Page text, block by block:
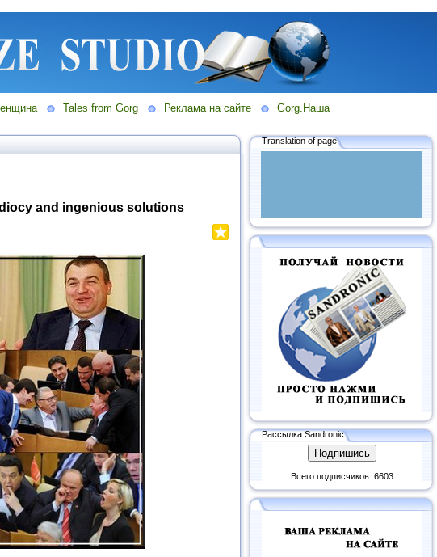
Tales from Gorg Реклама на сайте
Gorg.Наша
and ingenious solutions
Translation of page
Рассылка Sandronic
Всего подписчиков: 6603